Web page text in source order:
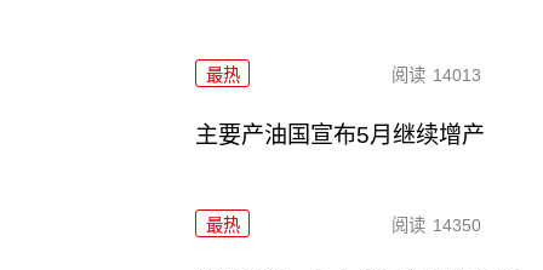
最热 阅读 14013
主要产油国宣布5月继续增产
最热 阅读 14350